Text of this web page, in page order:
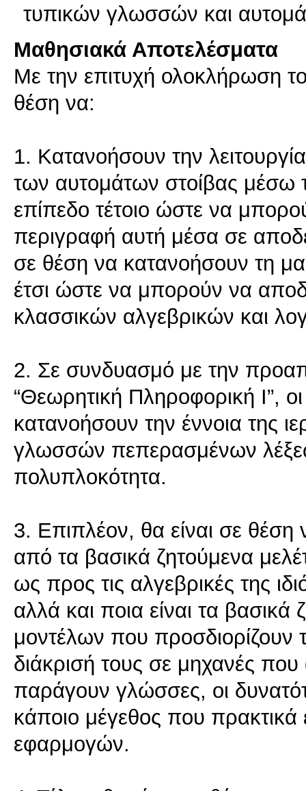
τυπικών γλωσσών και
Μαθησιακά Αποτελέσματα
Με την επιτυχή ολοκλήρωση
θέση να:
1. Κατανοήσουν την
των αυτομάτων στοίβας μέσω
επίπεδο τέτοιο ώστε να
περιγραφή αυτή μέσα σε
σε θέση να κατανοήσουν τη
έτσι ώστε να μπορούν να
κλασσικών αλγεβρικών και
2. Σε συνδυασμό με την
“Θεωρητική Πληροφορική Ι”,
κατανοήσουν την έννοια της
γλωσσών πεπερασμένων
πολυπλοκότητα.
3. Επιπλέον, θα είναι σε θέση
από τα βασικά ζητούμενα
ως προς τις αλγεβρικές της
αλλά και ποια είναι τα
μοντέλων που προσδιορίζουν
διάκρισή τους σε μηχανές
παράγουν γλώσσες, οι
κάποιο μέγεθος που
εφαρμογών.